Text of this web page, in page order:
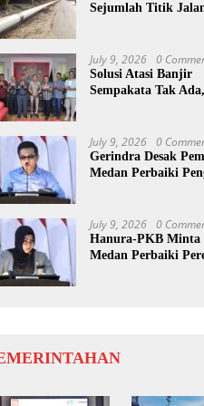
Sejumlah Titik
meningkatkan
July 9, 2026 0
Solusi Atasi Banjir
Sempakata Tak
July 9, 2026 0
Gerindra Desak
Medan Perbaiki
July 9, 2026 0
Hanura-PKB Minta
Medan Perbaiki